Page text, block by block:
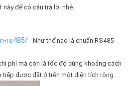
này để có câu trả lời nhé.
rs485/- Như thế nào là chuẩn RS485
phí mà còn là tốc độ cùng khoảng cách
tiếp được đặt ở trên một diện tích rộng.